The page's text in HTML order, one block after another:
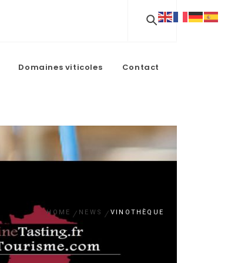
Domaines viticoles Contact
HOME NEWS VINOTHÈQUE